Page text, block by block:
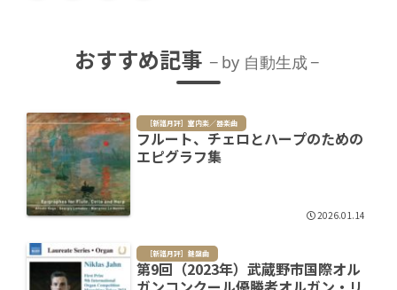
おすすめ記事 by 自動生成
［新譜月評］室内楽／器楽曲
フルート、チェロとハープのための
エピグラフ集
2026.01.14
［新譜月評］鍵盤曲
第9回（2023年）武蔵野市国際オル